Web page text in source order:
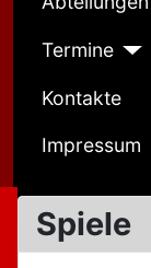
Termine
Kontakte
Impressum
Spiele